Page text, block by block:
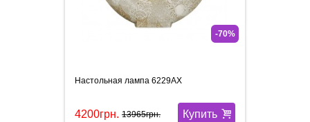
-70%
Настольная лампа 6229AX
Купить
4200грн. 13965грн.